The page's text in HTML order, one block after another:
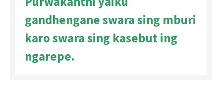
gandhengane swara sing mburi
karo swara sing kasebut ing
ngarepe.